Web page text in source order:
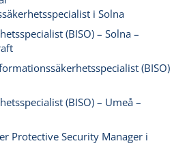
i Solna
(BISO) – Solna –
(BISO)
(BISO) – Umeå –
Protective Security Manager i